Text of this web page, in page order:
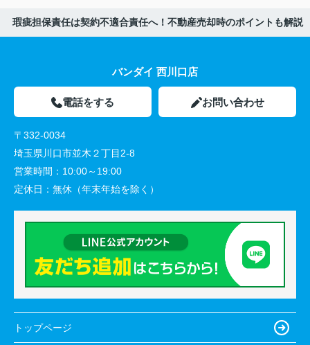
瑕疵担保責任は契約不適合責任へ！不動産売却時のポイントも解説
バンダイ 西川口店
電話をする お問い合わせ
〒332-0034
埼玉県川口市並木２丁目2-8
営業時間： 10:00～19:00
定休日： 無休（年末年始を除く）
トップページ